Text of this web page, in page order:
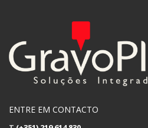
ENTRE EM CONTACTO